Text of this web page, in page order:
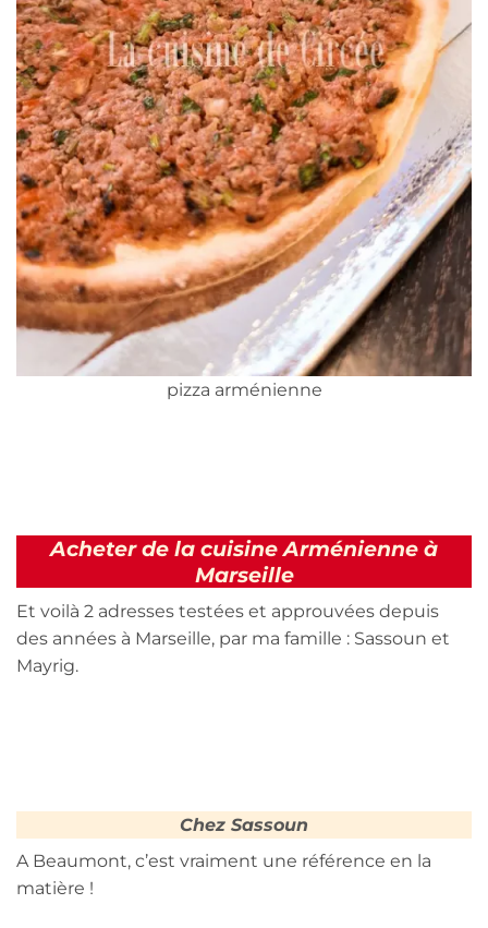
pizza arménienne
Acheter de la cuisine Arménienne à
Marseille
Et voilà 2 adresses testées et approuvées depuis
des années à Marseille, par ma famille : Sassoun et
Mayrig.
Chez Sassoun
A Beaumont, c’est vraiment une référence en la
matière !